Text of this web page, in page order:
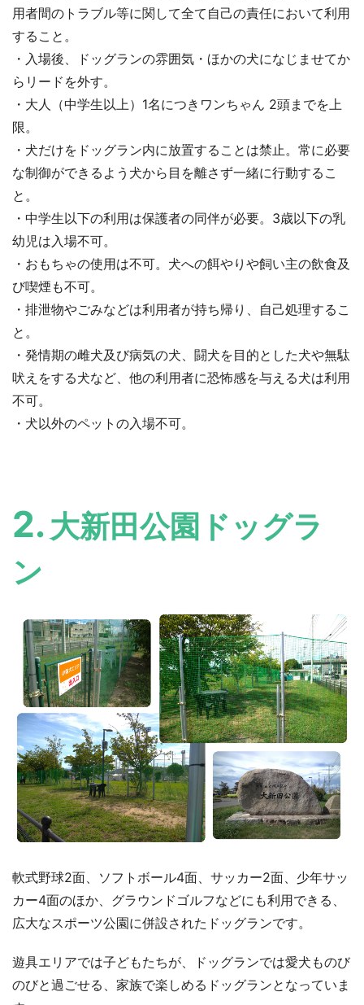
用者間のトラブル等に関して全て自己の責任において利用
すること。
・入場後、ドッグランの雰囲気・ほかの犬になじませてか
らリードを外す。
・大人（中学生以上）1名につきワンちゃん 2頭までを上
限。
・犬だけをドッグラン内に放置することは禁止。常に必要
な制御ができるよう犬から目を離さず一緒に行動するこ
と。
・中学生以下の利用は保護者の同伴が必要。3歳以下の乳
幼児は入場不可。
・おもちゃの使用は不可。犬への餌やりや飼い主の飲食及
び喫煙も不可。
・排泄物やごみなどは利用者が持ち帰り、自己処理するこ
と。
・発情期の雌犬及び病気の犬、闘犬を目的とした犬や無駄
吠えをする犬など、他の利用者に恐怖感を与える犬は利用
不可。
・犬以外のペットの入場不可。
2. 大新田公園ドッグラ
ン
軟式野球2面、ソフトボール4面、サッカー2面、少年サッ
カー4面のほか、グラウンドゴルフなどにも利用できる、
広大なスポーツ公園に併設されたドッグランです。
遊具エリアでは子どもたちが、ドッグランでは愛犬ものび
のびと過ごせる、家族で楽しめるドッグランとなっていま